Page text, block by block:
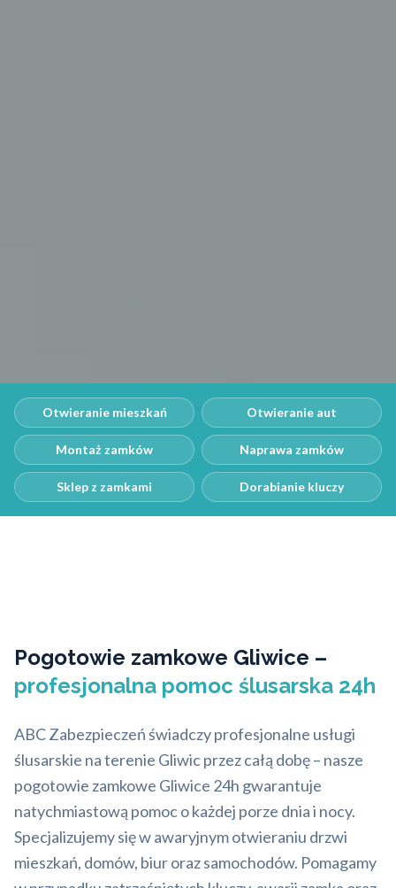
Otwieranie mieszkań Otwieranie aut
Montaż zamków Naprawa zamków
Sklep z zamkami Dorabianie kluczy
Pogotowie zamkowe Gliwice –
profesjonalna pomoc ślusarska 24h
ABC Zabezpieczeń świadczy profesjonalne usługi
ślusarskie na terenie Gliwic przez całą dobę – nasze
pogotowie zamkowe Gliwice 24h gwarantuje
natychmiastową pomoc o każdej porze dnia i nocy.
Specjalizujemy się w awaryjnym otwieraniu drzwi
mieszkań, domów, biur oraz samochodów. Pomagamy